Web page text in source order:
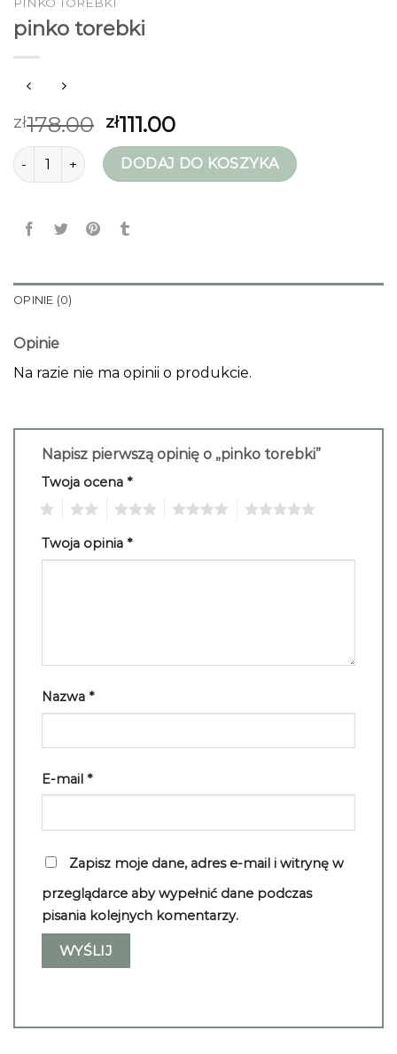
pinko torebki
zł178.00 zł111.00
ilość pinko torebkiDODAJ DO KOSZYKA
OPINIE (0)
Opinie
Na razie nie ma opinii o produkcie.
Napisz pierwszą opinię o „pinko torebki”
Twoja ocena *
Twoja opinia *
Nazwa *
E-mail *
Zapisz moje dane, adres e-mail i witrynę w
przeglądarce aby wypełnić dane podczas
pisania kolejnych komentarzy.